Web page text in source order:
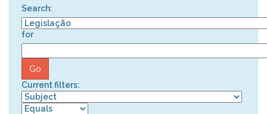
Search:
for
Current filters: